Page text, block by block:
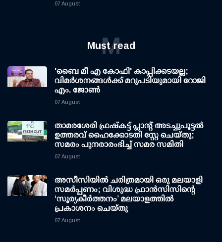
07 August
Must read
M
'ബൈ മീ എ കോഫി' കാപ്പിക്കടയല്ല;
വിമര്‍ശനങ്ങള്‍ക്ക് മറുപടിയുമായി റോജി
എം. ജോണ്‍
07 August
താമരശേരി ഫ്രഷ്കട്ട് പ്ലാന്റ് അടച്ചുപൂട്ടൽ
ഉത്തരവ് ഹൈക്കോടതി സ്റ്റേ ചെയ്തു;
സമരം പുനരാരംഭിച്ച് സമര സമിതി
07 August
അസീസിയിൽ ചരിത്രമായി ഒരു മലയാളി
സമർപ്പണം; വിശുദ്ധ ഫ്രാൻസിസിന്റെ
‘സൂര്യകീർത്തനം’ മലയാളത്തിൽ
പ്രകാശനം ചെയ്തു
07 August